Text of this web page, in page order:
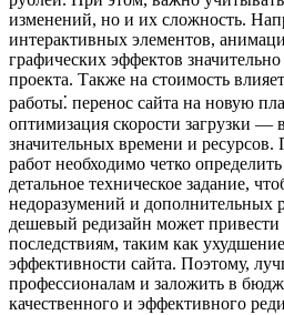
изменений, но и их сложность.
интерактивных элементов,
графических эффектов
проекта. Также на стоимость
работы⁚ перенос сайта на новую
оптимизация скорости загрузки —
значительных времени и ресурсов.
работ необходимо четко
детальное техническое задание,
недоразумений и дополнительных
дешевый редизайн может
последствиям, таким как
эффективности сайта. Поэтому,
профессионалам и заложить в
качественного и эффективного